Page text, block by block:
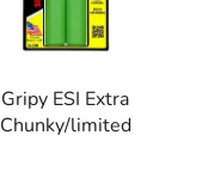
Gripy ESI Extra
Chunky/limited